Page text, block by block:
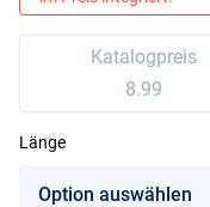
Katalogpreis
8.99
Länge